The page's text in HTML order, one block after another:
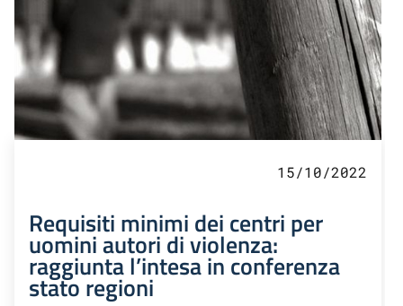
15/10/2022
Requisiti minimi dei centri per
uomini autori di violenza:
raggiunta l’intesa in conferenza
stato regioni